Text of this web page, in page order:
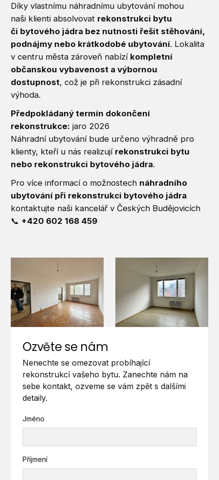
Díky vlastnímu náhradnímu ubytování mohou
naši klienti absolvovat rekonstrukci bytu
či bytového jádra bez nutnosti řešit stěhování,
podnájmy nebo krátkodobé ubytování. Lokalita
v centru města zároveň nabízí kompletní
občanskou vybavenost a výbornou
dostupnost, což je při rekonstrukci zásadní
výhoda.
Předpokládaný termín dokončení
rekonstrukce: jaro 2026
Náhradní ubytování bude určeno výhradně pro
klienty, kteří u nás realizují rekonstrukci bytu
nebo rekonstrukci bytového jádra.
Pro více informací o možnostech náhradního
ubytování při rekonstrukci bytového jádra
kontaktujte naši kancelář v Českých Budějovicích
📞 +420 602 168 459
Ozvěte se nám
Nenechte se omezovat probíhající
rekonstrukcí vašeho bytu. Zanechte nám na
sebe kontakt, ozveme se vám zpět s dalšími
detaily.
Jméno
Příjmení